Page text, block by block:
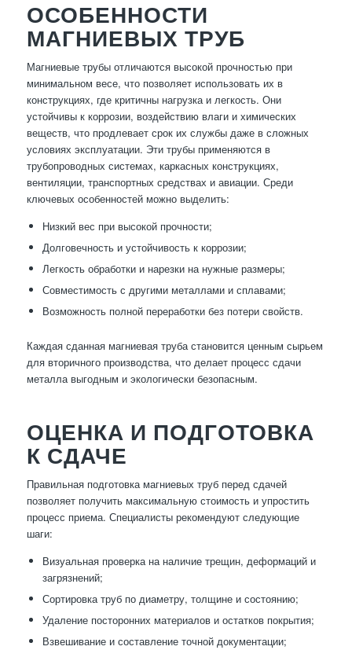
ОСОБЕННОСТИ
МАГНИЕВЫХ ТРУБ
Магниевые трубы отличаются высокой прочностью при
минимальном весе, что позволяет использовать их в
конструкциях, где критичны нагрузка и легкость. Они
устойчивы к коррозии, воздействию влаги и химических
веществ, что продлевает срок их службы даже в сложных
условиях эксплуатации. Эти трубы применяются в
трубопроводных системах, каркасных конструкциях,
вентиляции, транспортных средствах и авиации. Среди
ключевых особенностей можно выделить:
Низкий вес при высокой прочности;
Долговечность и устойчивость к коррозии;
Легкость обработки и нарезки на нужные размеры;
Совместимость с другими металлами и сплавами;
Возможность полной переработки без потери свойств.
Каждая сданная магниевая труба становится ценным сырьем
для вторичного производства, что делает процесс сдачи
металла выгодным и экологически безопасным.
ОЦЕНКА И ПОДГОТОВКА
К СДАЧЕ
Правильная подготовка магниевых труб перед сдачей
позволяет получить максимальную стоимость и упростить
процесс приема. Специалисты рекомендуют следующие
шаги:
Визуальная проверка на наличие трещин, деформаций и
загрязнений;
Сортировка труб по диаметру, толщине и состоянию;
Удаление посторонних материалов и остатков покрытия;
Взвешивание и составление точной документации;